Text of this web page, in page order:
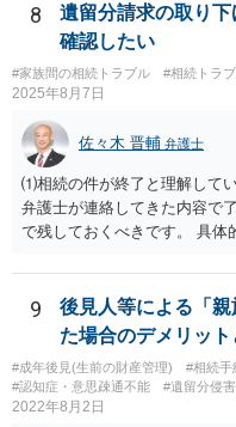
8
遺留分請求の取り
確認したい
#家族間の相続トラブル #相続トラ
2025年8月7日
佐々木 晋輔 弁護士
⑴相続の件が終了と理解して
弁護士が連絡してきた内容で
で残しておくべきです。 具
の預金を振り込めば終了など
もらう。 ②相談者様はその書
ない部分があれば、説明を
関してお互いに債権債務がな
しょう。その記載があれば、
が納得できる内容になれば、
9
後見人等による「
た場合のデメリッ
#成年後見(生前の財産管理) #相続手
#認知症・意思疎通不能
#遺留分侵
2022年8月2日